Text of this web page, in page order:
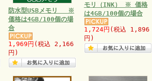
防水型USBメモリ ※
価格は4GB/100個の場
合
1,969円 (税込 2,166
円)
モリ（INK） ※ 価格
は4GB/100個の場合
1,724円 (税込 1,896
円)